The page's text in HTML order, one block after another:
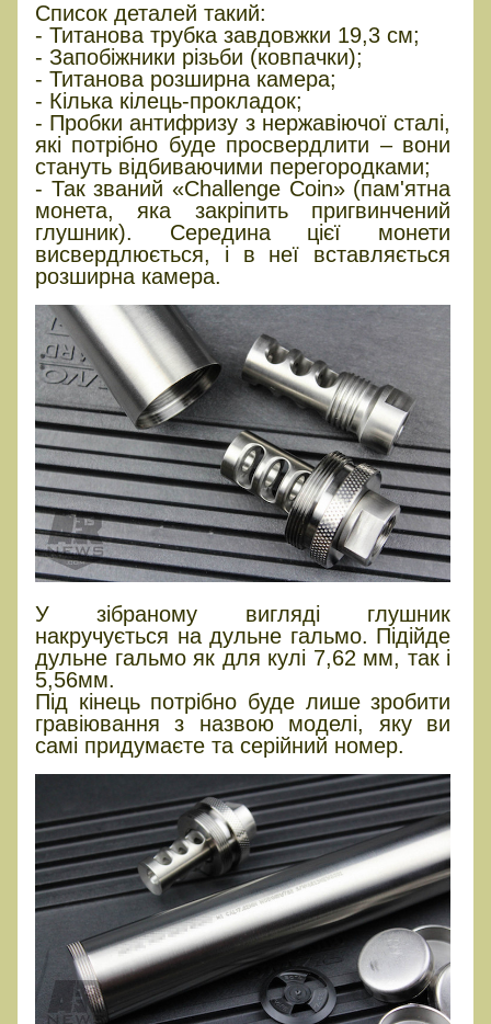
Список деталей такий:
- Титанова трубка завдовжки 19,3 см;
- Запобіжники різьби (ковпачки);
- Титанова розширна камера;
- Кілька кілець-прокладок;
- Пробки антифризу з нержавіючої сталі,
які потрібно буде просвердлити – вони
стануть відбиваючими перегородками;
- Так званий «Challenge Coin» (пам'ятна
монета, яка закріпить пригвинчений
глушник). Середина цієї монети
висвердлюється, і в неї вставляється
розширна камера.
У зібраному вигляді глушник
накручується на дульне гальмо. Підійде
дульне гальмо як для кулі 7,62 мм, так і
5,56мм.
Під кінець потрібно буде лише зробити
гравіювання з назвою моделі, яку ви
самі придумаєте та серійний номер.